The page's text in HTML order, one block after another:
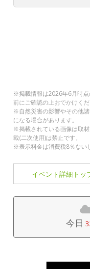
※掲載情報は2026年6月時
前にご確認の上おでかけくだ
※自然災害の影響やその他
になる場合があります。
※掲載されている画像は取
載(二次使用)は禁止です。
※表示料金は消費税8％ない
イベント詳細 トッ
今日